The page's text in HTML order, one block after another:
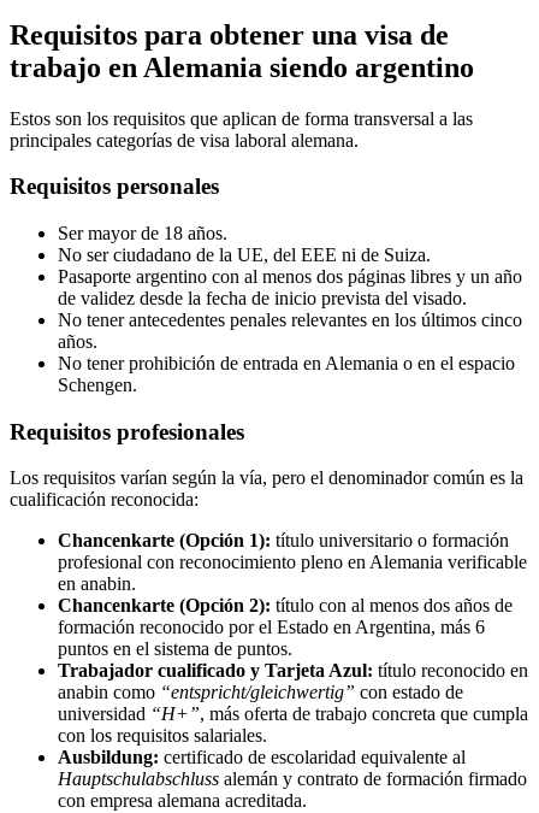
Requisitos para obtener una visa de
trabajo en Alemania siendo argentino
Estos son los requisitos que aplican de forma transversal a las
principales categorías de visa laboral alemana.
Requisitos personales
Ser mayor de 18 años.
No ser ciudadano de la UE, del EEE ni de Suiza.
Pasaporte argentino con al menos dos páginas libres y un año
de validez desde la fecha de inicio prevista del visado.
No tener antecedentes penales relevantes en los últimos cinco
años.
No tener prohibición de entrada en Alemania o en el espacio
Schengen.
Requisitos profesionales
Los requisitos varían según la vía, pero el denominador común es la
cualificación reconocida:
Chancenkarte (Opción 1): título universitario o formación
profesional con reconocimiento pleno en Alemania verificable
en anabin.
Chancenkarte (Opción 2): título con al menos dos años de
formación reconocido por el Estado en Argentina, más 6
puntos en el sistema de puntos.
Trabajador cualificado y Tarjeta Azul: título reconocido en
anabin como “entspricht/gleichwertig” con estado de
universidad “H+”, más oferta de trabajo concreta que cumpla
con los requisitos salariales.
Ausbildung: certificado de escolaridad equivalente al
Hauptschulabschluss alemán y contrato de formación firmado
con empresa alemana acreditada.